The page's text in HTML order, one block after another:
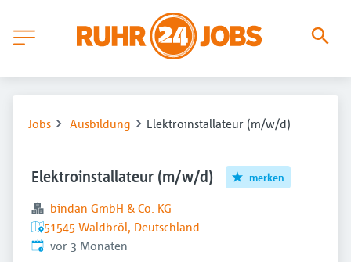
Jobs Ausbildung Elektroinstallateur (m/w/d)
Elektroinstallateur (m/w/d) merken
bindan GmbH & Co. KG
51545 Waldbröl, Deutschland
Veröffentlicht:
vor 3 Monaten